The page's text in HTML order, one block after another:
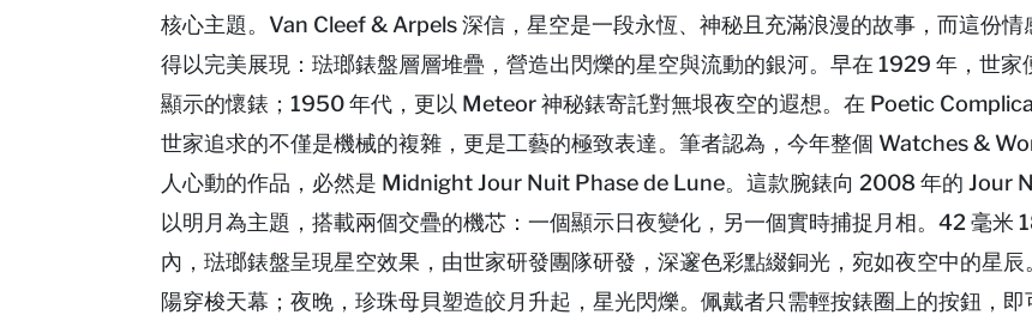
核心主題。Van Cleef & Arpels 深信，星空是一段永恆、神秘且充滿浪漫的故事，而這份情
得以完美展現：琺瑯錶盤層層堆疊，營造出閃爍的星空與流動的銀河。早在 1929 年，世家
顯示的懷錶；1950 年代，更以 Meteor 神秘錶寄託對無垠夜空的遐想。在 Poetic
世家追求的不僅是機械的複雜，更是工藝的極致表達。筆者認為，今年整個 Watches &
人心動的作品，必然是 Midnight Jour Nuit Phase de Lune。這款腕錶向 2008 年的 Jour
以明月為主題，搭載兩個交疊的機芯：一個顯示日夜變化，另一個實時捕捉月相。42 毫米
內，琺瑯錶盤呈現星空效果，由世家研發團隊研發，深邃色彩點綴銅光，宛如夜空中的星辰
陽穿梭天幕；夜晚，珍珠母貝塑造皎月升起，星光閃爍。佩戴者只需輕按錶圈上的按鈕，即